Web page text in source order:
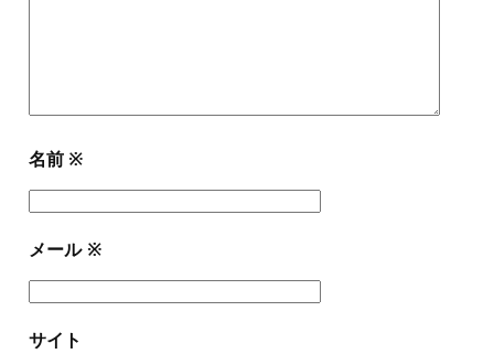
名前 ※
メール ※
サイト